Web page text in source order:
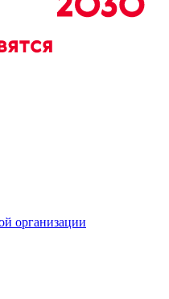
организации